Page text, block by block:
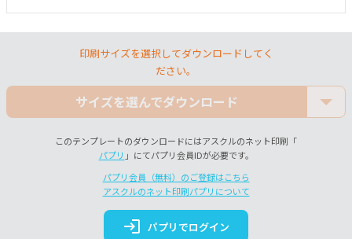
印刷サイズを選択してダウンロードしてく
ださい。
サイズを選んでダウンロード
このテンプレートのダウンロードにはアスクルのネット印刷「
パプリ 」にてパプリ会員IDが必要です。
パプリ会員（無料）のご登録はこちら
アスクルのネット印刷パプリについて
login パプリでログイン